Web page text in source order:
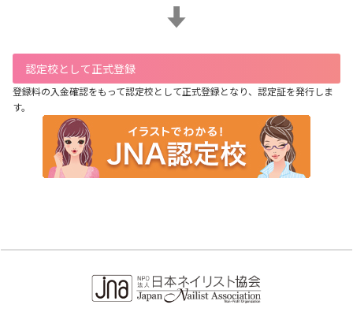
認定校として正式登録
登録料の入金確認をもって認定校として正式登録となり、認定証を発行しま
す。